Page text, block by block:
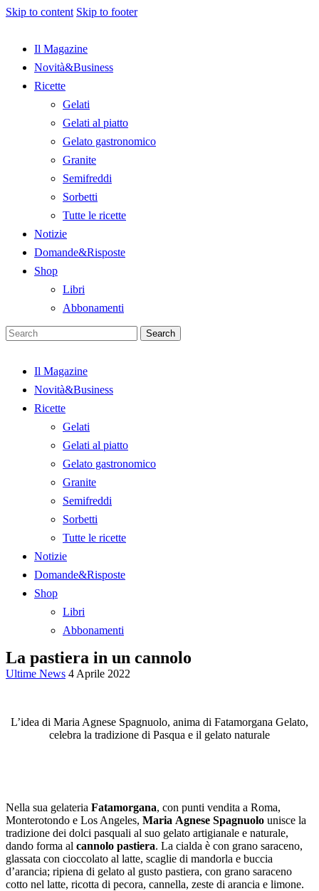
Skip to content Skip to footer
Il Magazine
Novità&Business
Ricette
Gelati
Gelati al piatto
Gelato gastronomico
Granite
Semifreddi
Sorbetti
Tutte le ricette
Notizie
Domande&Risposte
Shop
Libri
Abbonamenti
Search
Il Magazine
Novità&Business
Ricette
Gelati
Gelati al piatto
Gelato gastronomico
Granite
Semifreddi
Sorbetti
Tutte le ricette
Notizie
Domande&Risposte
Shop
Libri
Abbonamenti
La pastiera in un cannolo
Ultime News 4 Aprile 2022
L’idea di Maria Agnese Spagnuolo, anima di Fatamorgana Gelato,
celebra la tradizione di Pasqua e il gelato naturale
Nella sua gelateria Fatamorgana, con punti vendita a Roma,
Monterotondo e Los Angeles, Maria Agnese Spagnuolo unisce la
tradizione dei dolci pasquali al suo gelato artigianale e naturale,
dando forma al cannolo pastiera. La cialda è con grano saraceno,
glassata con cioccolato al latte, scaglie di mandorla e buccia
d’arancia; ripiena di gelato al gusto pastiera, con grano saraceno
cotto nel latte, ricotta di pecora, cannella, zeste di arancia e limone.